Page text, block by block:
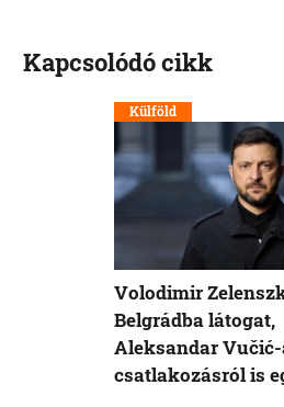
Kapcsolódó cikk
Külföld
Volodimir
Belgrádba látogat,
Aleksandar Vučić-
csatlakozásról is